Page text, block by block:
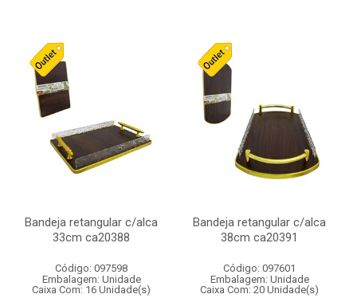
Bandeja retangular c/alca
33cm ca20388
Código: 097598
Embalagem: Unidade
Caixa Com: 16 Unidade(s)
Bandeja retangular c/alca
38cm ca20391
Código: 097601
Embalagem: Unidade
Caixa Com: 20 Unidade(s)